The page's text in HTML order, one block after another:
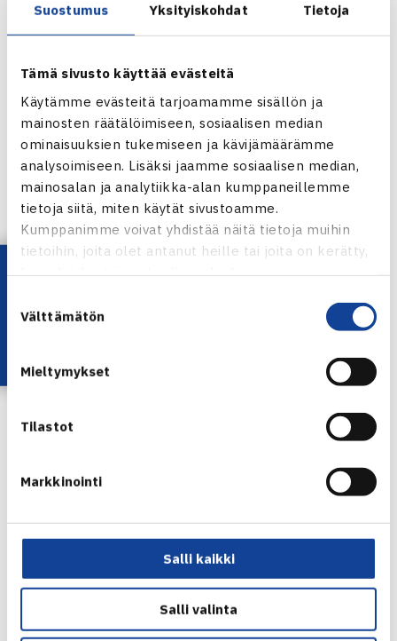
Suostumus Yksityiskohdat Tietoja
Tämä sivusto käyttää evästeitä
Käytämme evästeitä tarjoamamme sisällön ja
mainosten räätälöimiseen, sosiaalisen median
ominaisuuksien tukemiseen ja kävijämäärämme
analysoimiseen. Lisäksi jaamme sosiaalisen median,
mainosalan ja analytiikka-alan kumppaneillemme
tietoja siitä, miten käytät sivustoamme.
Kumppanimme voivat yhdistää näitä tietoja muihin
tietoihin, joita olet antanut heille tai joita on kerätty,
kun olet käyttänyt heidän palvelujaan.
valinta
Välttämätön
Mieltymykset
Tilastot
Markkinointi
Salli kaikki
Salli valinta
Nyt Tenhunen liittyi Verkolla-podcastin linjoille
muistelemaan menestyksekästä ammattilaisuraansa aina
huippuhetkistä Pekingin paralympialaisissa 2008 uran ja
lähes koko elämän katkaisseeseen munuaisen
vajaatoimintaan.
JAKSON AIHEET:
Pyörätuolitenniksen erityispiirteet
Vakava sairastuminen 2011 ja Jarkko Niemisen
avustuksella kohti comebackia 2016
Puolen Suomen Tennis -toiminta
Seuraava uutinen: Viikkokatsaus 42/2024 – →
Lataa OmaTennis!